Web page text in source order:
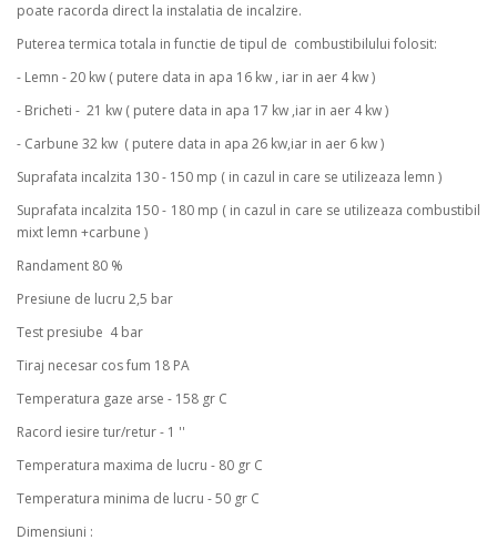
poate racorda direct la instalatia de incalzire.
Puterea termica totala in functie de tipul de combustibilului folosit:
- Lemn - 20 kw ( putere data in apa 16 kw , iar in aer 4 kw )
- Bricheti - 21 kw ( putere data in apa 17 kw ,iar in aer 4 kw )
- Carbune 32 kw ( putere data in apa 26 kw,iar in aer 6 kw )
Suprafata incalzita 130 - 150 mp ( in cazul in care se utilizeaza lemn )
Suprafata incalzita 150 - 180 mp ( in cazul in care se utilizeaza combustibil
mixt lemn +carbune )
Randament 80 %
Presiune de lucru 2,5 bar
Test presiube 4 bar
Tiraj necesar cos fum 18 PA
Temperatura gaze arse - 158 gr C
Racord iesire tur/retur - 1 ''
Temperatura maxima de lucru - 80 gr C
Temperatura minima de lucru - 50 gr C
Dimensiuni :